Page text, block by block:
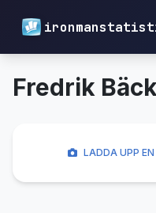
Fredrik
LADDA UPP